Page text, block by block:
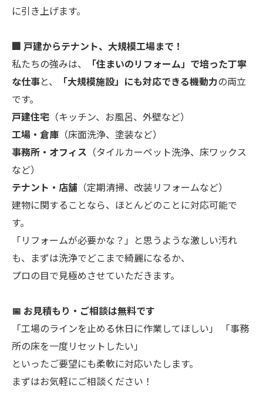
に引き上げます。
🏢 戸建からテナント、大規模工場まで！
私たちの強みは、
「住まいのリフォーム」で培った丁寧
な仕事と、 「大規模施設」にも対応できる機動力の両立
です。
戸建住宅 （キッチン、お風呂、外壁など）
工場・倉庫 （床面洗浄、塗装など）
事務所・オフィス （タイルカーペット洗浄、床ワックス
など）
テナント・店舗 （定期清掃、改装リフォームなど）
建物に関することなら、ほとんどのことに対応可能で
す。
「リフォームが必要かな？」と思うような激しい汚れ
も、まずは洗浄でどこまで綺麗になるか、
プロの目で見極めさせていただきます。
📅 お見積もり・ご相談は無料です
「工場のラインを止める休日に作業してほしい」 「事務
所の床を一度リセットしたい」
といったご要望にも柔軟に対応いたします。
まずはお気軽にご相談ください！